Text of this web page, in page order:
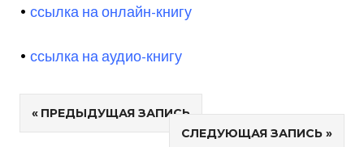
• ссылка на онлайн-книгу
• ссылка на аудио-книгу
Навигация
ПРЕДЫДУЩАЯ ЗАПИСЬ
СЛЕДУЮЩАЯ ЗАПИСЬ